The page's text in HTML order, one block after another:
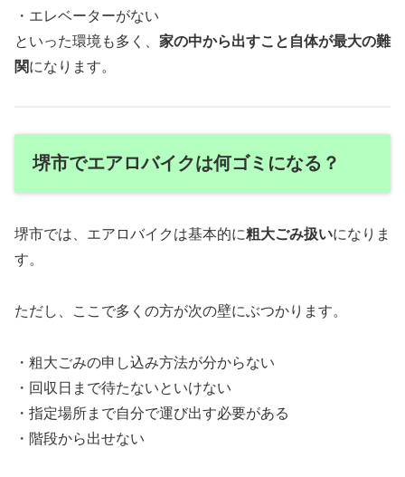
・エレベーターがない
といった環境も多く、 家の中から出すこと自体が最大の難
関になります。
堺市でエアロバイクは何ゴミになる？
堺市では、エアロバイクは基本的に粗大ごみ扱いになりま
す。
ただし、ここで多くの方が次の壁にぶつかります。
・粗大ごみの申し込み方法が分からない
・回収日まで待たないといけない
・指定場所まで自分で運び出す必要がある
・階段から出せない